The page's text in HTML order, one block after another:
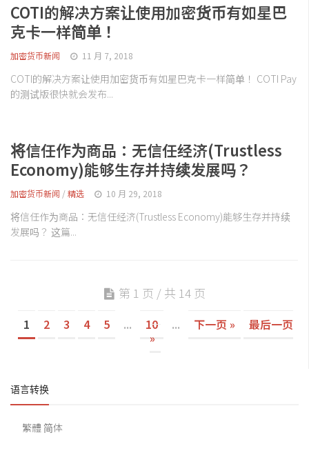
COTI的解决方案让使用加密货币有如星巴
克卡一样简单！
加密货币新闻 11 月 7, 2018
COTI的解决方案让使用加密货币有如星巴克卡一样简单！ COTI Pay
的测试版很快就会发布...
将信任作为商品：无信任经济(Trustless
Economy)能够生存并持续发展吗？
加密货币新闻 /精选 10 月 29, 2018
将信任作为商品：无信任经济(Trustless Economy)能够生存并持续
发展吗？ 这篇...
第 1 页 / 共 14 页
1 2 3 4 5 ... 10 ... 下一页 »
最后一页
»
语言转换
繁體 简体